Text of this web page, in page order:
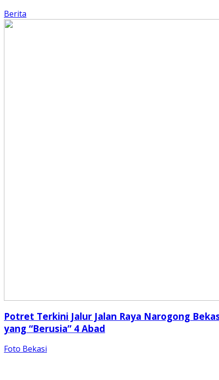
Berita
Potret Terkini Jalur Jalan Raya Narogong
yang “Berusia” 4 Abad
Foto Bekasi